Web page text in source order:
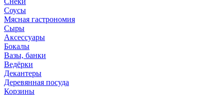
Соусы
Мясная гастрономия
Сыры
Аксессуары
Бокалы
Вазы, банки
Ведёрки
Декантеры
Деревянная посуда
Корзины